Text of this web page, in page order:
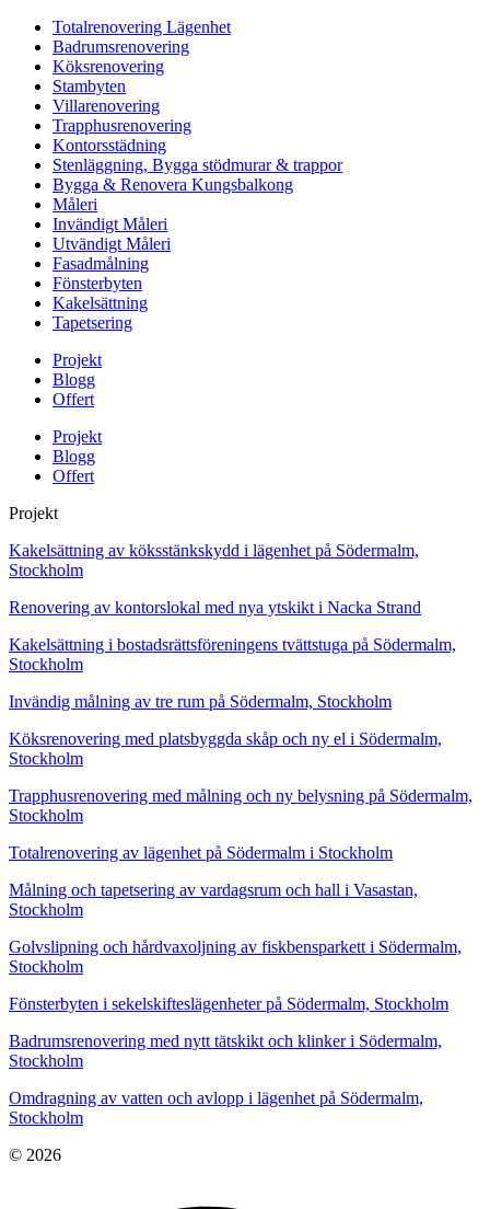
Totalrenovering Lägenhet
Badrumsrenovering
Köksrenovering
Stambyten
Villarenovering
Trapphusrenovering
Kontorsstädning
Stenläggning, Bygga stödmurar & trappor
Bygga & Renovera Kungsbalkong
Måleri
Invändigt Måleri
Utvändigt Måleri
Fasadmålning
Fönsterbyten
Kakelsättning
Tapetsering
Projekt
Blogg
Offert
Projekt
Blogg
Offert
Projekt
Kakelsättning av köksstänkskydd i lägenhet på Södermalm,
Stockholm
Renovering av kontorslokal med nya ytskikt i Nacka Strand
Kakelsättning i bostadsrättsföreningens tvättstuga på Södermalm,
Stockholm
Invändig målning av tre rum på Södermalm, Stockholm
Köksrenovering med platsbyggda skåp och ny el i Södermalm,
Stockholm
Trapphusrenovering med målning och ny belysning på Södermalm,
Stockholm
Totalrenovering av lägenhet på Södermalm i Stockholm
Målning och tapetsering av vardagsrum och hall i Vasastan,
Stockholm
Golvslipning och hårdvaxoljning av fiskbensparkett i Södermalm,
Stockholm
Fönsterbyten i sekelskifteslägenheter på Södermalm, Stockholm
Badrumsrenovering med nytt tätskikt och klinker i Södermalm,
Stockholm
Omdragning av vatten och avlopp i lägenhet på Södermalm,
Stockholm
© 2026